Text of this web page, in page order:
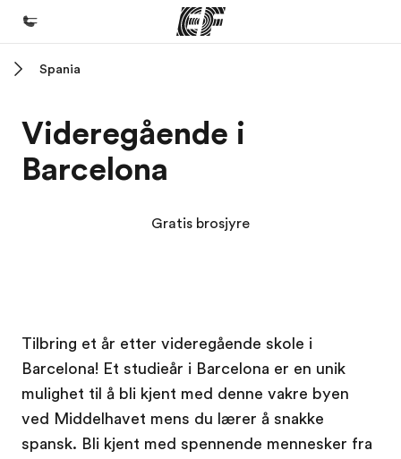
Programmer
Se alt vi tilbyr
Karriere
Bli en del av vårt team
Spania
Videregående i
Barcelona
Gratis brosjyre
Tilbring et år etter videregående skole i
Barcelona! Et studieår i Barcelona er en unik
mulighet til å bli kjent med denne vakre byen
ved Middelhavet mens du lærer å snakke
spansk. Bli kjent med spennende mennesker fra